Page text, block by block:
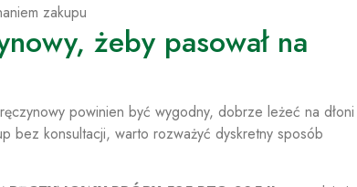
zakupu
żeby pasował na
powinien być wygodny, dobrze leżeć na dłoni
bez konsultacji, warto rozważyć dyskretny sposób